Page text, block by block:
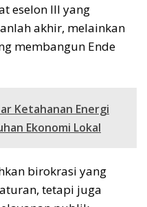
eselon III yang
akhir, melainkan
membangun Ende
Ketahanan Energi
Ekonomi Lokal
birokrasi yang
tetapi juga